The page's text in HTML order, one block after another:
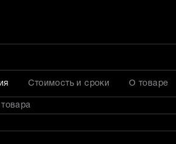
Стоимость и сроки О товаре